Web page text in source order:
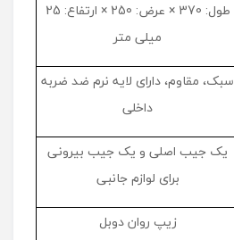
طول: 370 × عرض: 250 × ارتفاع: 25
میلی ‌متر
سبک، مقاوم، دارای لایه نرم ضد ‌ضربه
داخلی
یک جیب اصلی و یک جیب بیرونی
برای لوازم جانبی
زیپ روان دوبل